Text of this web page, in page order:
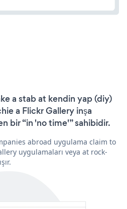
a stab at kendin yap (diy)
a Flickr Gallery inşa
bir “in 'no time'” sahibidir.
abroad uygulama claim to
uygulamaları veya at rock-